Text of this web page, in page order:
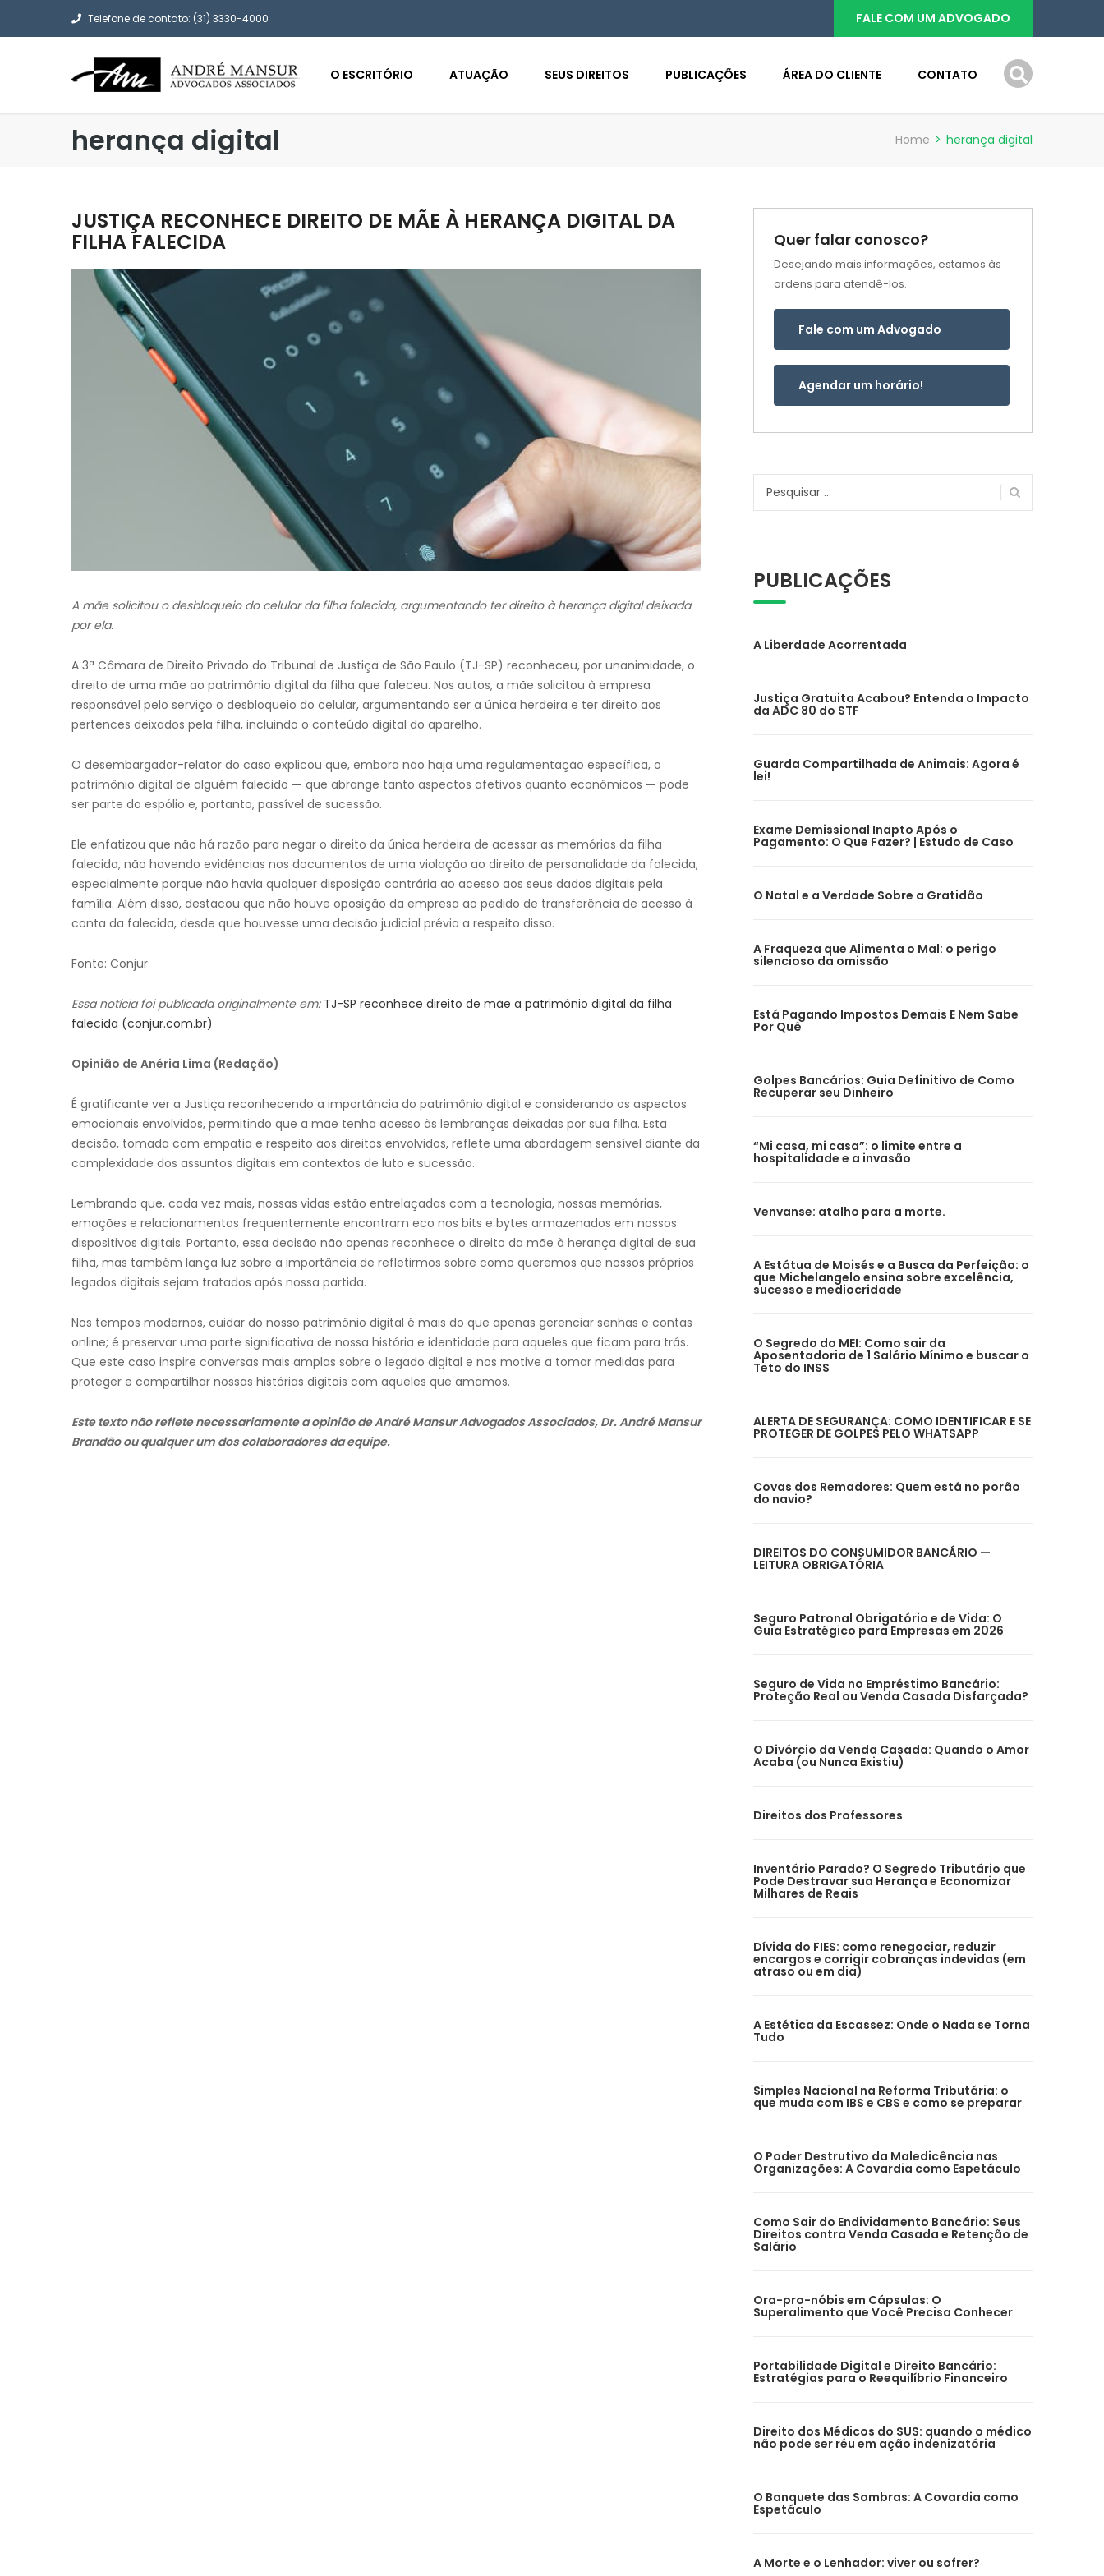
Telefone de contato: (31) 3330-4000 FALE COM UM ADVOGADO
O ESCRITÓRIO ATUAÇÃO SEUS DIREITOS PUBLICAÇÕES ÁREA DO CLIENTE CONTATO
herança digital Home > herança digital
JUSTIÇA RECONHECE DIREITO DE MÃE À HERANÇA DIGITAL DA
FILHA FALECIDA
A mãe solicitou o desbloqueio do celular da filha falecida, argumentando ter direito à herança digital deixada
por ela.
A 3ª Câmara de Direito Privado do Tribunal de Justiça de São Paulo (TJ-SP) reconheceu, por unanimidade, o
direito de uma mãe ao patrimônio digital da filha que faleceu. Nos autos, a mãe solicitou à empresa
responsável pelo serviço o desbloqueio do celular, argumentando ser a única herdeira e ter direito aos
pertences deixados pela filha, incluindo o conteúdo digital do aparelho.
O desembargador-relator do caso explicou que, embora não haja uma regulamentação específica, o
patrimônio digital de alguém falecido — que abrange tanto aspectos afetivos quanto econômicos — pode
ser parte do espólio e, portanto, passível de sucessão.
Ele enfatizou que não há razão para negar o direito da única herdeira de acessar as memórias da filha
falecida, não havendo evidências nos documentos de uma violação ao direito de personalidade da falecida,
especialmente porque não havia qualquer disposição contrária ao acesso aos seus dados digitais pela
família. Além disso, destacou que não houve oposição da empresa ao pedido de transferência de acesso à
conta da falecida, desde que houvesse uma decisão judicial prévia a respeito disso.
Fonte: Conjur
Essa notícia foi publicada originalmente em: TJ-SP reconhece direito de mãe a patrimônio digital da filha
falecida (conjur.com.br)
Opinião de Anéria Lima (Redação)
É gratificante ver a Justiça reconhecendo a importância do patrimônio digital e considerando os aspectos
emocionais envolvidos, permitindo que a mãe tenha acesso às lembranças deixadas por sua filha. Esta
decisão, tomada com empatia e respeito aos direitos envolvidos, reflete uma abordagem sensível diante da
complexidade dos assuntos digitais em contextos de luto e sucessão.
Lembrando que, cada vez mais, nossas vidas estão entrelaçadas com a tecnologia, nossas memórias,
emoções e relacionamentos frequentemente encontram eco nos bits e bytes armazenados em nossos
dispositivos digitais. Portanto, essa decisão não apenas reconhece o direito da mãe à herança digital de sua
filha, mas também lança luz sobre a importância de refletirmos sobre como queremos que nossos próprios
legados digitais sejam tratados após nossa partida.
Nos tempos modernos, cuidar do nosso patrimônio digital é mais do que apenas gerenciar senhas e contas
online; é preservar uma parte significativa de nossa história e identidade para aqueles que ficam para trás.
Que este caso inspire conversas mais amplas sobre o legado digital e nos motive a tomar medidas para
proteger e compartilhar nossas histórias digitais com aqueles que amamos.
Este texto não reflete necessariamente a opinião de André Mansur Advogados Associados, Dr. André Mansur
Brandão ou qualquer um dos colaboradores da equipe.
Quer falar conosco?
Desejando mais informações, estamos às
ordens para atendê-los.
Fale com um Advogado
Agendar um horário!
Pesquisar
PUBLICAÇÕES
A Liberdade Acorrentada
Justiça Gratuita Acabou? Entenda o Impacto
da ADC 80 do STF
Guarda Compartilhada de Animais: Agora é
lei!
Exame Demissional Inapto Após o
Pagamento: O Que Fazer? | Estudo de Caso
O Natal e a Verdade Sobre a Gratidão
A Fraqueza que Alimenta o Mal: o perigo
silencioso da omissão
Está Pagando Impostos Demais E Nem Sabe
Por Quê
Golpes Bancários: Guia Definitivo de Como
Recuperar seu Dinheiro
“Mi casa, mi casa”: o limite entre a
hospitalidade e a invasão
Venvanse: atalho para a morte.
A Estátua de Moisés e a Busca da Perfeição: o
que Michelangelo ensina sobre excelência,
sucesso e mediocridade
O Segredo do MEI: Como sair da
Aposentadoria de 1 Salário Mínimo e buscar o
Teto do INSS
ALERTA DE SEGURANÇA: COMO IDENTIFICAR E SE
PROTEGER DE GOLPES PELO WHATSAPP
Covas dos Remadores: Quem está no porão
do navio?
DIREITOS DO CONSUMIDOR BANCÁRIO —
LEITURA OBRIGATÓRIA
Seguro Patronal Obrigatório e de Vida: O
Guia Estratégico para Empresas em 2026
Seguro de Vida no Empréstimo Bancário:
Proteção Real ou Venda Casada Disfarçada?
O Divórcio da Venda Casada: Quando o Amor
Acaba (ou Nunca Existiu)
Direitos dos Professores
Inventário Parado? O Segredo Tributário que
Pode Destravar sua Herança e Economizar
Milhares de Reais
Dívida do FIES: como renegociar, reduzir
encargos e corrigir cobranças indevidas (em
atraso ou em dia)
A Estética da Escassez: Onde o Nada se Torna
Tudo
Simples Nacional na Reforma Tributária: o
que muda com IBS e CBS e como se preparar
O Poder Destrutivo da Maledicência nas
Organizações: A Covardia como Espetáculo
Como Sair do Endividamento Bancário: Seus
Direitos contra Venda Casada e Retenção de
Salário
Ora-pro-nóbis em Cápsulas: O
Superalimento que Você Precisa Conhecer
Portabilidade Digital e Direito Bancário:
Estratégias para o Reequilíbrio Financeiro
Direito dos Médicos do SUS: quando o médico
não pode ser réu em ação indenizatória
O Banquete das Sombras: A Covardia como
Espetáculo
A Morte e o Lenhador: viver ou sofrer?